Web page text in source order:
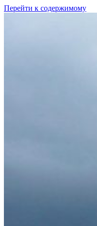
Перейти к содержимому